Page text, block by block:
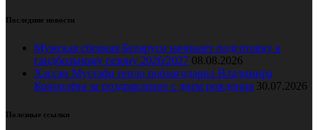
Последние новости
Мужская сборная Беларуси начинает подготовку к
гандбольному сезону 2026/2027 08.08.2026
Хассан Мустафа тепло поблагодарил Владимира
Коноплёва за поздравление с днем рождения 30.07.2026
Полезные ссылки